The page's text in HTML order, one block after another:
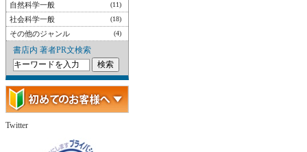
自然科学一般 (11)
社会科学一般 (18)
その他のジャンル (4)
書店内 著者PR文検索
Twitter